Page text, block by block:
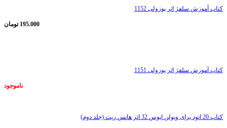
کتاب آموزش سلفژ اثر پوزولی 1152
195.000 تومان
کتاب آموزش سلفژ اثر پوزولی 1151
ناموجود
کتاب 20 اتود برای ویولن اپوس 32 اثر هانس زیت (جلد دوم)